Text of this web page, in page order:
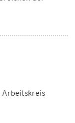
Arbeitskreis